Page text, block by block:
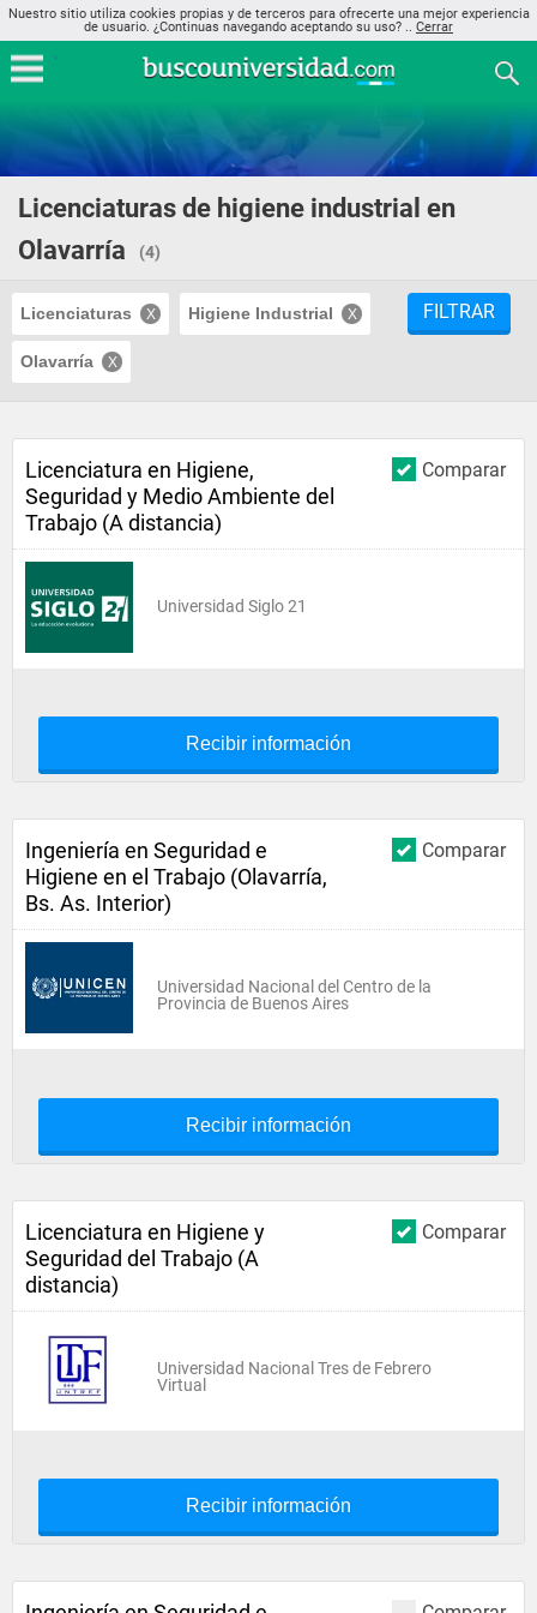
Nuestro sitio utiliza cookies propias y de terceros para ofrecerte una mejor experiencia
de usuario. ¿Continuas navegando aceptando su uso? .. Cerrar
Licenciaturas de higiene industrial en
Olavarría
(4)
Licenciaturas Higiene Industrial
Olavarría
FILTRAR
Comparar
Licenciatura en Higiene,
Seguridad y Medio Ambiente del
Trabajo (A distancia)
Universidad Siglo 21
Recibir información
Comparar
Ingeniería en Seguridad e
Higiene en el Trabajo (Olavarría,
Bs. As. Interior)
Universidad Nacional del Centro de la
Provincia de Buenos Aires
Recibir información
Comparar
Licenciatura en Higiene y
Seguridad del Trabajo (A
distancia)
Universidad Nacional Tres de Febrero
Virtual
Recibir información